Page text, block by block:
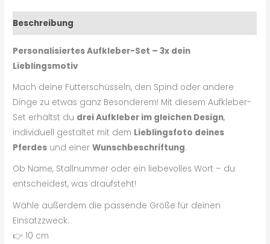
Beschreibung
Personalisiertes Aufkleber-Set – 3x dein
Lieblingsmotiv
Mach deine Futterschüsseln, den Spind oder andere
Dinge zu etwas ganz Besonderem! Mit diesem Aufkleber-
Set erhältst du drei Aufkleber im gleichen Design,
individuell gestaltet mit dem Lieblingsfoto deines
Pferdes und einerWunschbeschriftung.
Ob Name, Stallnummer oder ein liebevolles Wort – du
entscheidest, was draufsteht!
Wähle außerdem die passende Größe für deinen
Einsatzzweck:
👉 10 cm